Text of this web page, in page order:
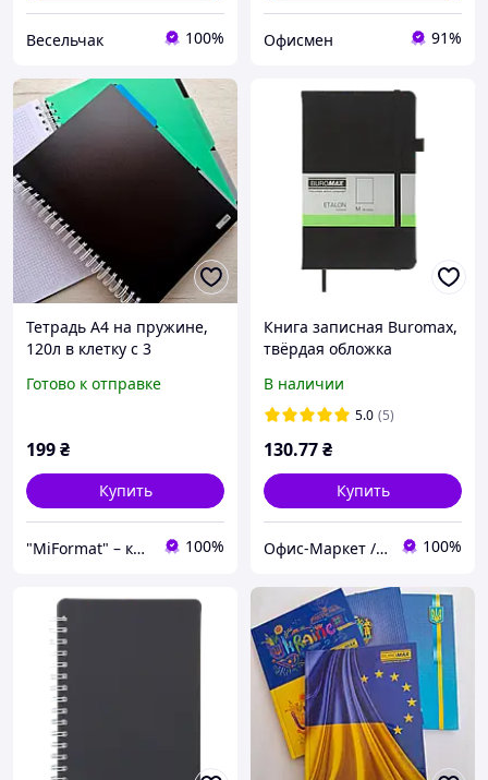
Весельчак 100% Офисмен 91%
Тетрадь А4 на пружине,
120л в клетку с 3
разделителями, черный
Готово к отправке
199₴
Купить
"MiFormat" – канцелярия для офиса и школы, упаковочные материалы! 100%
Книга записная Buromax,
твёрдая обложка
В наличии
5.0 (5)
130.77₴
Купить
Офис-Маркет /ФОП Корнеенко Н.А./ 100%